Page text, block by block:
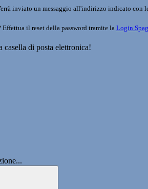
inviato un messaggio all'indirizzo indicato con
il reset della password tramite la Login
di posta elettronica!